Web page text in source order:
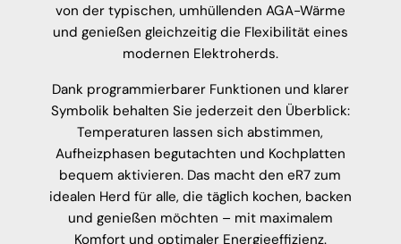
von der typischen, umhüllenden AGA-Wärme
und genießen gleichzeitig die Flexibilität eines
modernen Elektroherds.
Dank programmierbarer Funktionen und klarer
Symbolik behalten Sie jederzeit den Überblick:
Temperaturen lassen sich abstimmen,
Aufheizphasen begutachten und Kochplatten
bequem aktivieren. Das macht den eR7 zum
idealen Herd für alle, die täglich kochen, backen
und genießen möchten – mit maximalem
Komfort und optimaler Energieeffizienz.